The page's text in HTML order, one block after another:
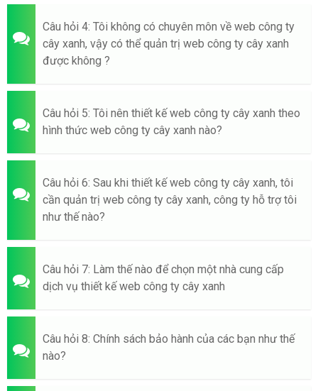
Câu hỏi 4: Tôi không có chuyên môn về web công ty
cây xanh, vậy có thể quản trị web công ty cây xanh
được không ?
Câu hỏi 5: Tôi nên thiết kế web công ty cây xanh theo
hình thức web công ty cây xanh nào?
Câu hỏi 6: Sau khi thiết kế web công ty cây xanh, tôi
cần quản trị web công ty cây xanh, công ty hỗ trợ tôi
như thế nào?
Câu hỏi 7: Làm thế nào để chọn một nhà cung cấp
dịch vụ thiết kế web công ty cây xanh
Câu hỏi 8: Chính sách bảo hành của các bạn như thế
nào?